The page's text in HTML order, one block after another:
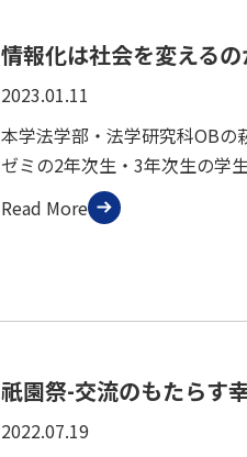
情報化は社会を変える
2023.01.11
本学法学部・法学研究科OBの
ゼミの2年次生・3年次生の学
Read More
祇園祭-交流のもたらす
2022.07.19